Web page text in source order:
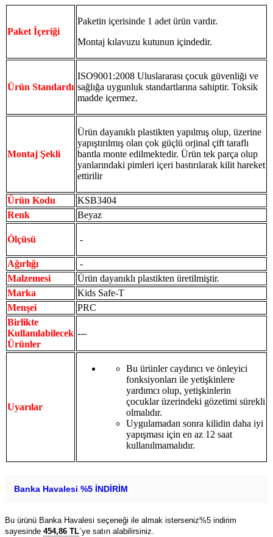
Paket İçeriği
Paketin içerisinde 1 adet ürün vardır.
Montaj kılavuzu kutunun içindedir.
Ürün Standardı
ISO9001:2008 Uluslararası çocuk güvenliği ve
sağlığa uygunluk standartlarına sahiptir. Toksik
madde içermez.
Montaj Şekli
Ürün dayanıklı plastikten yapılmış olup, üzerine
yapıştırılmış olan çok güçlü orjinal çift taraflı
bantla monte edilmektedir. Ürün tek parça olup
yanlarındaki pimleri içeri bastırılarak kilit hareket
ettirilir
Ürün Kodu
KSB3404
Renk
Beyaz
Ölçüsü -
Ağırlığı
-
Malzemesi
Ürün dayanıklı plastikten üretilmiştir.
Marka
Kids Safe-T
Menşei
PRC
Birlikte
Kullanılabilecek
Ürünler
---
Uyarılar
Bu ürünler caydırıcı ve önleyici
fonksiyonları ile yetişkinlere
yardımcı olup, yetişkinlerin
çocuklar üzerindeki gözetimi sürekli
olmalıdır.
Uygulamadan sonra kilidin daha iyi
yapışması için en az 12 saat
kullanılmamalıdır.
Banka Havalesi %5 İNDİRİM
Bu ürünü Banka Havalesi seçeneği ile almak isterseniz%5 indirim
sayesinde 454,86 TL`ye satın alabilirsiniz.